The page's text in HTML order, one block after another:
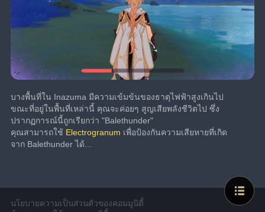
บางพื้นที่ใน Inazuma มีความเข้มข้นของธาตุไฟฟ้าสูงเกินไป
ขณะที่อยู่ในพื้นที่เหล่านี้ คุณจะค่อยๆ สูญเสียพลังชีวิตไป ซึ่ง
ปรากฏการณ์นี้ถูกเรียกว่า "Balethunder"
คุณสามารถใช้ Electrogranum เพื่อป้องกันความเสียหายที่เกิด
จาก Balethunder ได้...
นโยบายความเป็นส่วนตัวของคอมมูนิตี้